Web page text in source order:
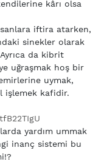
kârı olsa
iftira atarken,
sinekler olarak
da kibrit
uğraşmak hoş bir
uymak,
işlemek kafidir.
yardım ummak
inanç sistemi bu